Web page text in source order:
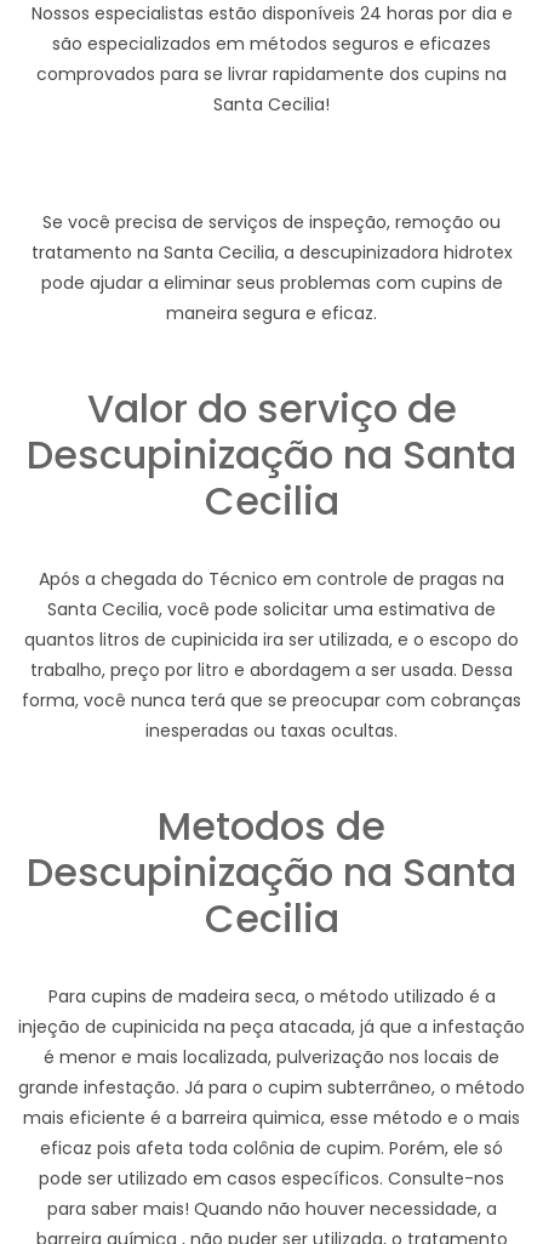
Nossos especialistas estão disponíveis 24 horas por dia e
são especializados em métodos seguros e eficazes
comprovados para se livrar rapidamente dos cupins na
Santa Cecilia!
Se você precisa de serviços de inspeção, remoção ou
tratamento na Santa Cecilia, a descupinizadora hidrotex
pode ajudar a eliminar seus problemas com cupins de
maneira segura e eficaz.
Valor do serviço de
Descupinização na Santa
Cecilia
Após a chegada do Técnico em controle de pragas na
Santa Cecilia, você pode solicitar uma estimativa de
quantos litros de cupinicida ira ser utilizada, e o escopo do
trabalho, preço por litro e abordagem a ser usada. Dessa
forma, você nunca terá que se preocupar com cobranças
inesperadas ou taxas ocultas.
Metodos de
Descupinização na Santa
Cecilia
Para cupins de madeira seca, o método utilizado é a
injeção de cupinicida na peça atacada, já que a infestação
é menor e mais localizada, pulverização nos locais de
grande infestação. Já para o cupim subterrâneo, o método
mais eficiente é a barreira quimica, esse método e o mais
eficaz pois afeta toda colônia de cupim. Porém, ele só
pode ser utilizado em casos específicos. Consulte-nos
para saber mais! Quando não houver necessidade, a
barreira química , não puder ser utilizada, o tratamento